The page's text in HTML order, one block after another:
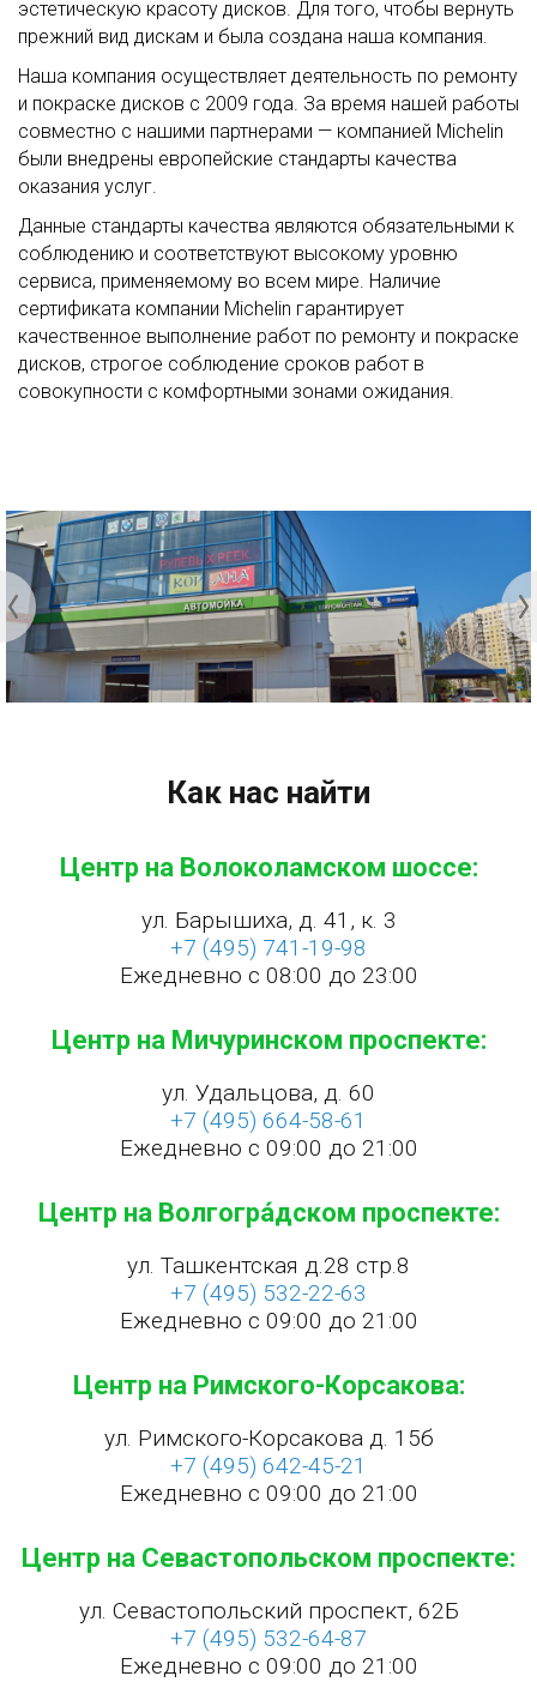
эстетическую красоту дисков. Для того, чтобы вернуть
прежний вид дискам и была создана наша компания.
Наша компания осуществляет деятельность по ремонту
и покраске дисков с 2009 года. За время нашей работы
совместно с нашими партнерами — компанией Michelin
были внедрены европейские стандарты качества
оказания услуг.
Данные стандарты качества являются обязательными к
соблюдению и соответствуют высокому уровню
сервиса, применяемому во всем мире. Наличие
сертификата компании Michelin гарантирует
качественное выполнение работ по ремонту и покраске
дисков, строгое соблюдение сроков работ в
совокупности с комфортными зонами ожидания.
Как нас найти
Центр на Волоколамском шоссе:
ул. Барышиха, д. 41, к. 3
+7 (495) 741-19-98
Ежедневно с 08:00 до 23:00
Центр на Мичуринском проспекте:
ул. Удальцова, д. 60
+7 (495) 664-58-61
Ежедневно с 09:00 до 21:00
Центр на Волгогра́дском проспекте:
ул. Ташкентская д.28 стр.8
+7 (495) 532-22-63
Ежедневно с 09:00 до 21:00
Центр на Римского-Корсакова:
ул. Римского-Корсакова д. 15б
+7 (495) 642-45-21
Ежедневно с 09:00 до 21:00
Центр на Севастопольском проспекте:
ул. Севастопольский проспект, 62Б
+7 (495) 532-64-87
Ежедневно с 09:00 до 21:00